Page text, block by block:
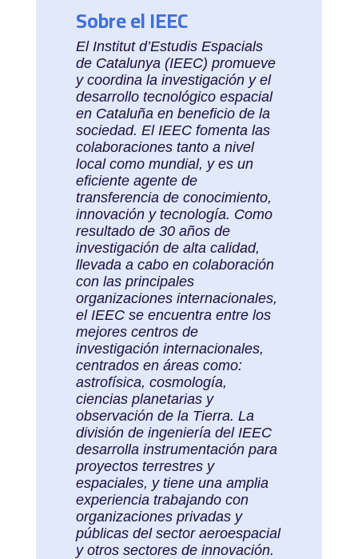
Sobre el IEEC
El Institut d’Estudis Espacials
de Catalunya (IEEC) promueve
y coordina la investigación y el
desarrollo tecnológico espacial
en Cataluña en beneficio de la
sociedad. El IEEC fomenta las
colaboraciones tanto a nivel
local como mundial, y es un
eficiente agente de
transferencia de conocimiento,
innovación y tecnología. Como
resultado de 30 años de
investigación de alta calidad,
llevada a cabo en colaboración
con las principales
organizaciones internacionales,
el IEEC se encuentra entre los
mejores centros de
investigación internacionales,
centrados en áreas como:
astrofísica, cosmología,
ciencias planetarias y
observación de la Tierra. La
división de ingeniería del IEEC
desarrolla instrumentación para
proyectos terrestres y
espaciales, y tiene una amplia
experiencia trabajando con
organizaciones privadas y
públicas del sector aeroespacial
y otros sectores de innovación.